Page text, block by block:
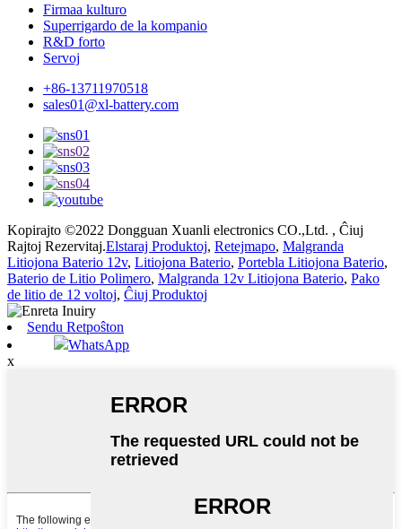
Firmaa kulturo
Superrigardo de la kompanio
R&D forto
Servoj
+86-13711970518
sales01@xl-battery.com
Kopirajto ©2022 Dongguan Xuanli electronics CO.,Ltd. , Ĉiuj
Rajtoj Rezervitaj.Elstaraj Produktoj, Retejmapo, Malgranda
Litiojona Baterio 12v, Litiojona Baterio, Portebla Litiojona Baterio,
Baterio de Litio Polimero, Malgranda 12v Litiojona Baterio, Pako
de litio de 12 voltoj, Ĉiuj Produktoj
Sendu Retpoŝton
WhatsApp
x